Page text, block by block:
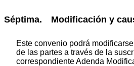
Séptima. Modificación y
Este convenio podrá
de las partes a través de la
correspondiente Adenda